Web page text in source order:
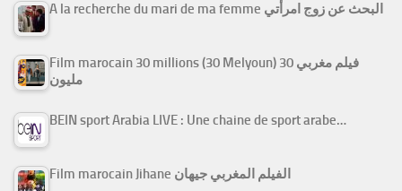
A la recherche du mari de ma femme البحث عن زوج امرأتي
Film marocain 30 millions (30 Melyoun) فيلم مغربي 30
مليون
BEIN sport Arabia LIVE : Une chaine de sport arabe…
Film marocain Jihane الفيلم المغربي جيهان